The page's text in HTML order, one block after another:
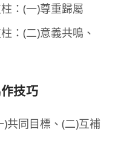
：(一)尊重歸屬
：(二)意義共鳴、
技巧
共同目標、(二)互補